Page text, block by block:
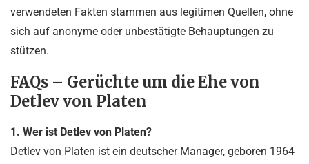
verwendeten Fakten stammen aus legitimen Quellen, ohne
sich auf anonyme oder unbestätigte Behauptungen zu
stützen.
FAQs – Gerüchte um die Ehe von
Detlev von Platen
1. Wer ist Detlev von Platen?
Detlev von Platen ist ein deutscher Manager, geboren 1964